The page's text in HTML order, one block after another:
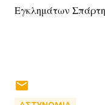
Εγκλημάτων